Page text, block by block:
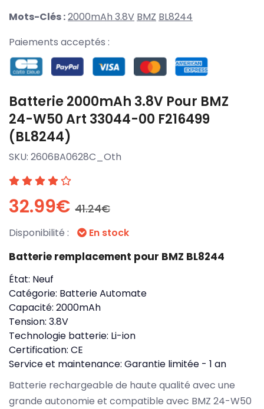
Mots-Clés :2000mAh 3.8V BMZ BL8244
Paiements acceptés :
Batterie 2000mAh 3.8V Pour BMZ
24-W50 Art 33044-00 F216499
(BL8244)
SKU: 2606BA0628C_Oth
32.99€ 41.24€
Disponibilité : En stock
Batterie remplacement pour BMZ BL8244
État: Neuf
Catégorie: Batterie Automate
Capacité: 2000mAh
Tension: 3.8V
Technologie batterie: Li-ion
Certification: CE
Service et maintenance: Garantie limitée - 1 an
Batterie rechargeable de haute qualité avec une
grande autonomie et compatible avec BMZ 24-W50